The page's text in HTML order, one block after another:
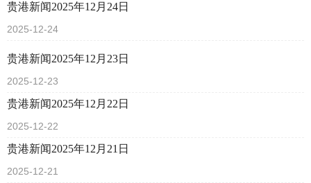
贵港新闻2025年12月24日
2025-12-24
贵港新闻2025年12月23日
2025-12-23
贵港新闻2025年12月22日
2025-12-22
贵港新闻2025年12月21日
2025-12-21